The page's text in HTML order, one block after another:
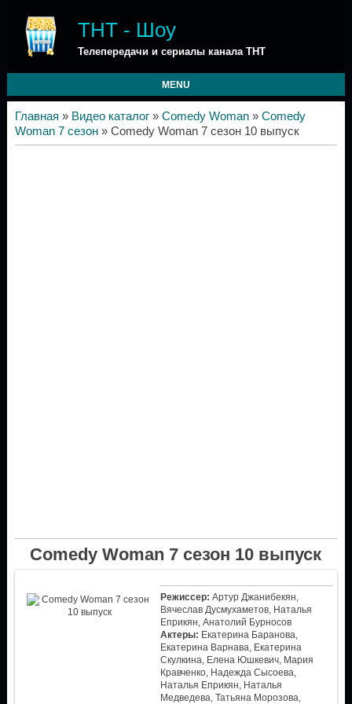
ТНТ - Шоу
Телепередачи и сериалы канала ТНТ
MENU
Главная » Видео каталог» Comedy Woman» Comedy
Woman 7 сезон» Comedy Woman 7 сезон 10 выпуск
Comedy Woman 7 сезон 10 выпуск
Режиссер: Артур Джанибекян,
Вячеслав Дусмухаметов, Наталья
Еприкян, Анатолий Бурносов
Актеры: Екатерина Баранова,
Екатерина Варнава, Екатерина
Скулкина, Елена Юшкевич, Мария
Кравченко, Надежда Сысоева,
Наталья Еприкян, Наталья
Медведева, Татьяна Морозова,